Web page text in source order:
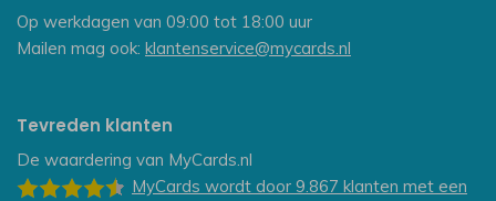
Op werkdagen van 09:00 tot 18:00 uur
Mailen mag ook: klantenservice@mycards.nl
Tevreden klanten
De waardering van MyCards.nl
MyCards wordt door 9.867 klanten met een